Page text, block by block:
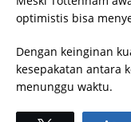
optimistis bisa
Dengan keinginan
kesepakatan antara
menunggu waktu.